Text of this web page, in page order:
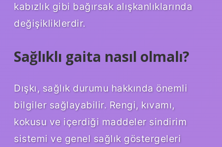
kabızlık gibi bağırsak alışkanlıklarında
değişikliklerdir.
Sağlıklı gaita nasıl olmalı?
Dışkı, sağlık durumu hakkında önemli
bilgiler sağlayabilir. Rengi, kıvamı,
kokusu ve içerdiği maddeler sindirim
sistemi ve genel sağlık göstergeleri